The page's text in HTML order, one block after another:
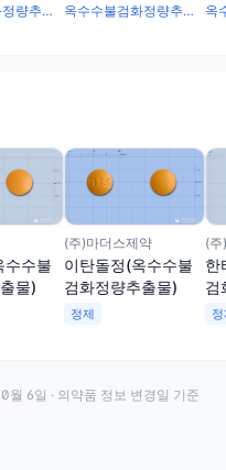
옥수수불검화정량추출물 35mg
물)
옥수수불검화정량추출물 35mg
물
수수불
물)
(주)마더스제약
이탄돌정(옥수수불
검화정량추출물)
정제
(
한
검
월 6일 · 의약품 정보 변경일 기준